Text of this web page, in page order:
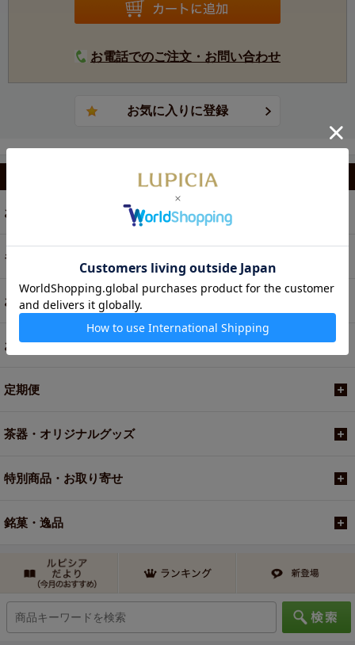
お電話でのご注文・お問い合わせ
お茶
ギフト
お菓子・食品・飲料
お買い得商品
定期便
茶器・オリジナルグッズ
特別商品・お取り寄せ
銘菓・逸品